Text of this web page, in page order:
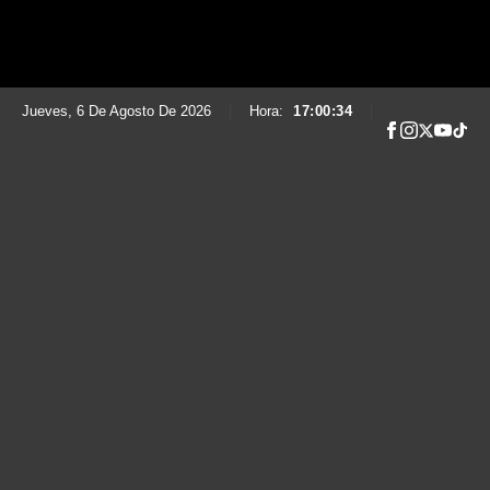
Jueves, 6 De Agosto De 2026 Hora: 17:00:35